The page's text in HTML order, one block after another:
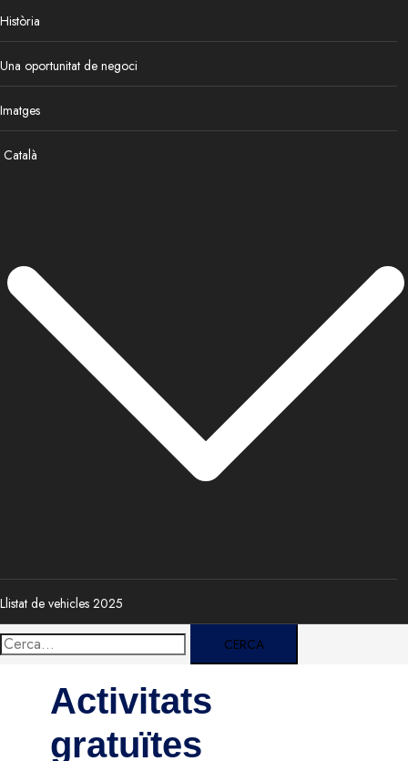
Història
Una oportunitat de negoci
Imatges
Català
Llistat de vehicles 2025
Cerca:
Activitats
gratuïtes